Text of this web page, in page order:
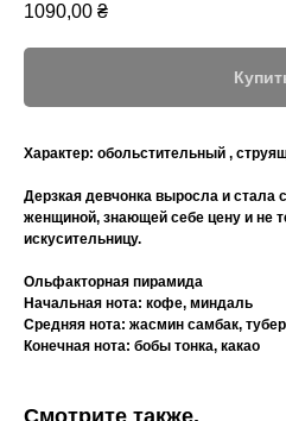
1090,00 ₴
Характер: обольстительный ,
Дерзкая девчонка выросла и стала
женщиной, знающей себе цену и не
искусительницу.
Ольфакторная пирамида
Начальная нота: кофе, миндаль
Средняя нота: жасмин самбак,
Конечная нота: бобы тонка, какао